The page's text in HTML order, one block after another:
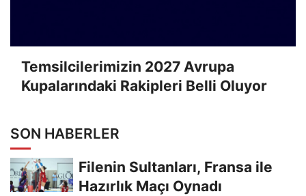
Temsilcilerimizin 2027 Avrupa
Kupalarındaki Rakipleri Belli Oluyor
SON HABERLER
Filenin Sultanları, Fransa ile
Hazırlık Maçı Oynadı